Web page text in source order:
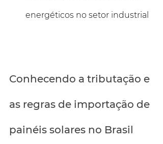
energéticos no setor industrial
Conhecendo a tributação e
as regras de importação de
painéis solares no Brasil